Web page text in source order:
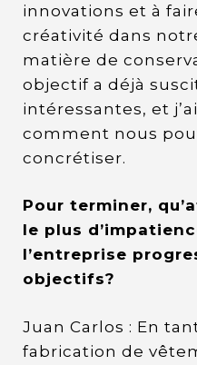
innovations et à
créativité dans
matière de
objectif a déjà
intéressantes, et
comment nous
concrétiser.
Pour terminer,
le plus
l’entreprise
objectifs?
Juan Carlos : En
fabrication de